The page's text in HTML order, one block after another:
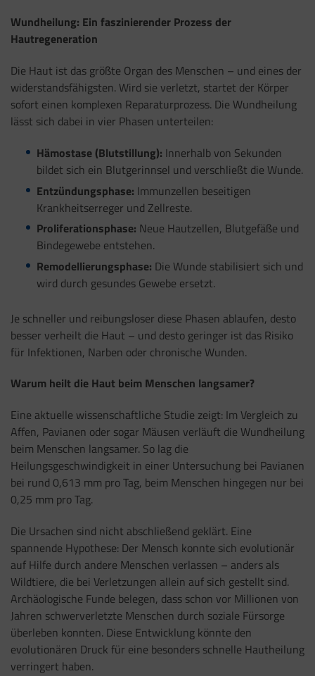
Wundheilung: Ein faszinierender Prozess der
Hautregeneration
Die Haut ist das größte Organ des Menschen – und eines der
widerstandsfähigsten. Wird sie verletzt, startet der Körper
sofort einen komplexen Reparaturprozess. Die Wundheilung
lässt sich dabei in vier Phasen unterteilen:
Hämostase (Blutstillung): Innerhalb von Sekunden
bildet sich ein Blutgerinnsel und verschließt die Wunde.
Entzündungsphase: Immunzellen beseitigen
Krankheitserreger und Zellreste.
Proliferationsphase: Neue Hautzellen, Blutgefäße und
Bindegewebe entstehen.
Remodellierungsphase: Die Wunde stabilisiert sich und
wird durch gesundes Gewebe ersetzt.
Je schneller und reibungsloser diese Phasen ablaufen, desto
besser verheilt die Haut – und desto geringer ist das Risiko
für Infektionen, Narben oder chronische Wunden.
Warum heilt die Haut beim Menschen langsamer?
Eine aktuelle wissenschaftliche Studie zeigt: Im Vergleich zu
Affen, Pavianen oder sogar Mäusen verläuft die Wundheilung
beim Menschen langsamer. So lag die
Heilungsgeschwindigkeit in einer Untersuchung bei Pavianen
bei rund 0,613 mm pro Tag, beim Menschen hingegen nur bei
0,25 mm pro Tag.
Die Ursachen sind nicht abschließend geklärt. Eine
spannende Hypothese: Der Mensch konnte sich evolutionär
auf Hilfe durch andere Menschen verlassen – anders als
Wildtiere, die bei Verletzungen allein auf sich gestellt sind.
Archäologische Funde belegen, dass schon vor Millionen von
Jahren schwerverletzte Menschen durch soziale Fürsorge
überleben konnten. Diese Entwicklung könnte den
evolutionären Druck für eine besonders schnelle Hautheilung
verringert haben.